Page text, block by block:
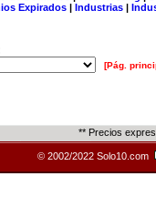
Expirados | Industrias |
[Pág.
** Precios
© 2002/2022 Solo10.com